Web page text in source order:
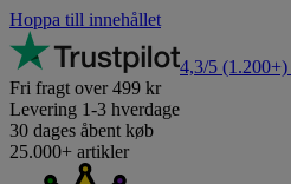
Hoppa till innehållet
4,3/5 (1.200+)
Fri fragt over 499 kr
Levering 1-3 hverdage
30 dages åbent køb
25.000+ artikler